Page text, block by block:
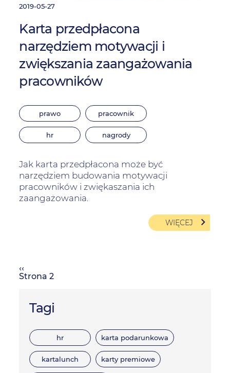
Tagi
hr karta podarunkowa
kartalunch karty premiowe
2019-05-27
Karta przedpłacona
narzędziem motywacji i
zwiększania zaangażowania
pracowników
prawo pracownik
hr nagrody
Jak karta przedpłacona może być
narzędziem budowania motywacji
pracowników i zwiękaszania ich
zaangażowania.
WIĘCEJ
Stronicowanie
Poprzednia
strona
‹‹
Strona 2